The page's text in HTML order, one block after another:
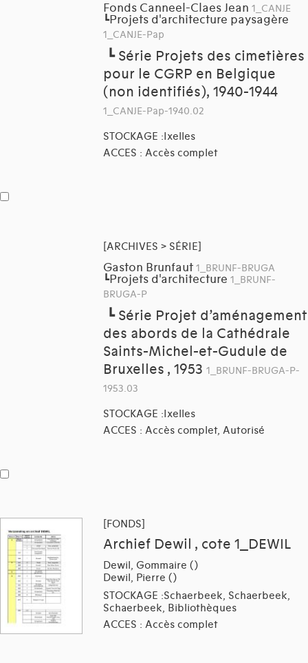
Fonds Canneel-Claes Jean 1_CANJE
┗Projets d'architecture paysagère
1_CANJE-Pap
┗ Série Projets des cimetières
pour le CGRP en Belgique
(non identifiés), 1940-1944
1_CANJE-Pap-1940.02
STOCKAGE :Ixelles
ACCES : Accès complet
[ARCHIVES > SÉRIE]
Gaston Brunfaut 1_BRUNF-BRUGA
┗Projets d'architecture 1_BRUNF-
BRUGA-P
┗ Série Projet d’aménagement
des abords de la Cathédrale
Saints-Michel-et-Gudule de
Bruxelles , 1953 1_BRUNF-BRUGA-P-
1953.03
STOCKAGE :Ixelles
ACCES : Accès complet, Autorisé
[FONDS]
Archief Dewil , cote 1_DEWIL
Dewil, Gommaire ()
Dewil, Pierre ()
STOCKAGE :Schaerbeek, Schaerbeek,
Schaerbeek, Bibliothèques
ACCES : Accès complet